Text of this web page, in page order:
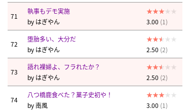
71
執事もデモ実施
by はぎやん 3.00 (1)
72
堕胎多い、大分だ
by はぎやん 2.50 (2)
73
語れ裸婦よ、フラれたか？
by はぎやん 2.50 (2)
74
八つ橋鹿食べた？菓子史初や！
by南風 3.00 (1)